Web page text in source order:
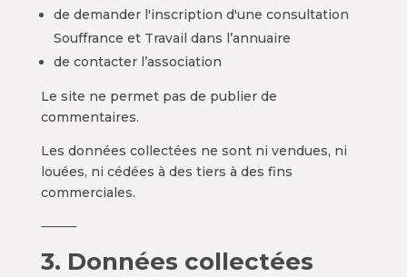
de demander l'inscription d'une consultation
Souffrance et Travail dans l’annuaire
de contacter l’association
Le site ne permet pas de publier de
commentaires.
Les données collectées ne sont ni vendues, ni
louées, ni cédées à des tiers à des fins
commerciales.
⸻
3. Données collectées